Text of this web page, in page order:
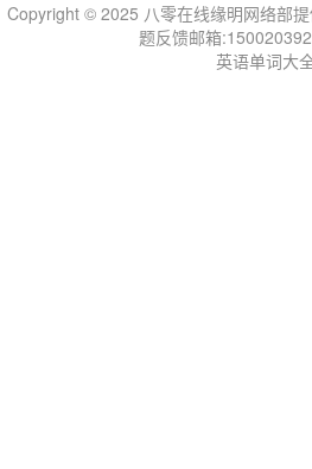
Copyright © 2025 八零在线缘明网络部
题反馈邮箱
英语单词大